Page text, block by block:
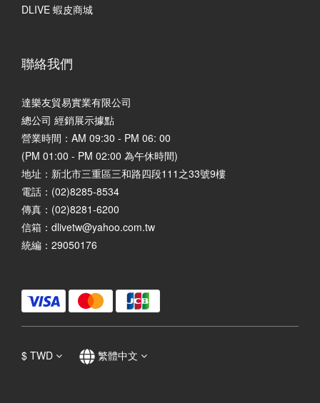
DLIVE 蝦皮商城
聯絡我們
達樂友貿易實業有限公司
總公司 經銷展示據點
營業時間：AM 09:30 - PM 06: 00
(PM 01:00 - PM 02:00 為午休時間)
地址： 新北市三重區三和路四段111之33號9樓
電話：(02)8285-8534
傳真：(02)8281-6200
信箱：dlivetw@yahoo.com.tw
統編：29050176
$ TWD 繁體中文